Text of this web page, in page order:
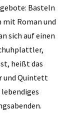
Basteln
mit Roman und
sich auf einen
heißt das
und Quintett